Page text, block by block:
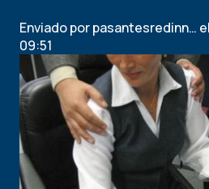
Enviado porpasantesredinn… el
09:51